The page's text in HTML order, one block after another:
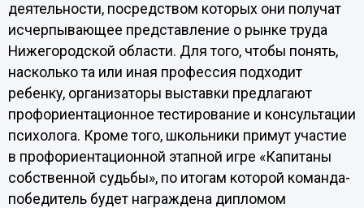
деятельности, посредством которых они получат
исчерпывающее представление о рынке труда
Нижегородской области. Для того, чтобы понять,
насколько та или иная профессия подходит
ребенку, организаторы выставки предлагают
профориентационное тестирование и консультации
психолога. Кроме того, школьники примут участие
в профориентационной этапной игре «Капитаны
собственной судьбы», по итогам которой команда-
победитель будет награждена дипломом